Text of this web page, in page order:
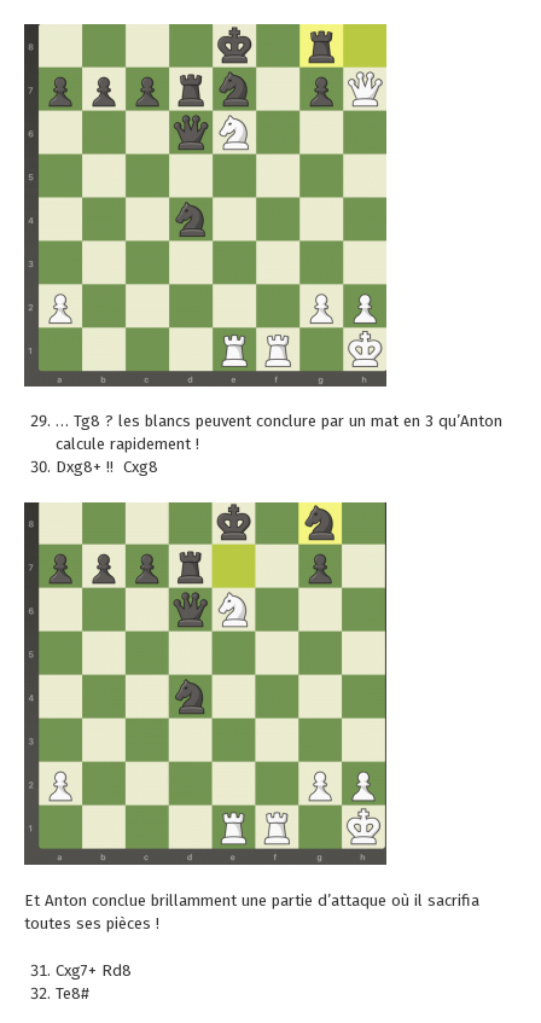
… Tg8 ? les blancs peuvent conclure par un mat en 3 qu’Anton
calcule rapidement !
Dxg8+ !! Cxg8
Et Anton conclue brillamment une partie d’attaque où il sacrifia
toutes ses pièces !
Cxg7+ Rd8
Te8#